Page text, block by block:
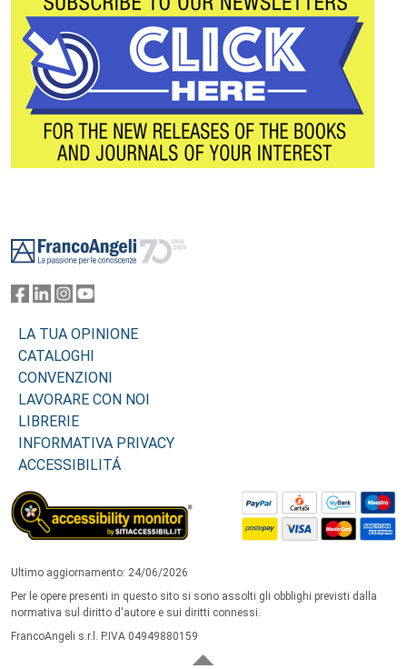
LA TUA OPINIONE
CATALOGHI
CONVENZIONI
LAVORARE CON NOI
LIBRERIE
INFORMATIVA PRIVACY
ACCESSIBILITÁ
Ultimo aggiornamento: 24/06/2026
Per le opere presenti in questo sito si sono assolti gli obblighi previsti dalla
normativa sul diritto d'autore e sui diritti connessi.
FrancoAngeli s.r.l. P.IVA 04949880159